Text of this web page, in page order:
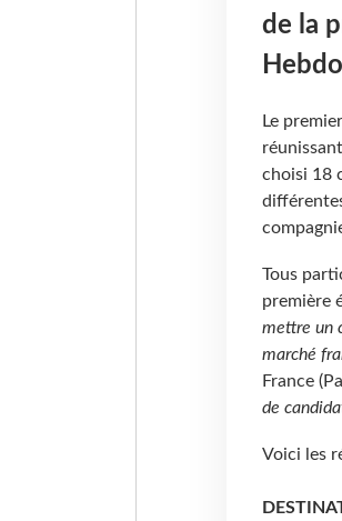
de la
Le
choisi 18
Tous
première
mettre un
marché
France
de
Voici les